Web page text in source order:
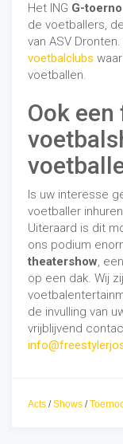
Het ING G-
de voetballers,
van ASV
voetbalclubs
voetballen.
Ook
Is uw interesse
voetballer
Uiteraard is dit
ons podium
theatershow,
op een dak. Wij
de invulling van
vrijblijvend
Acts /Shows /